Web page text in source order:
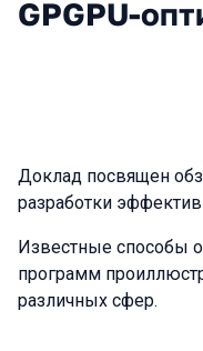
GPGPU-
Доклад посвящен
разработки
Известные способы
программ
различных сфер.